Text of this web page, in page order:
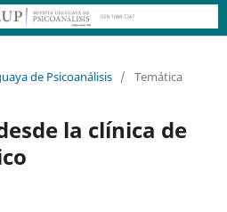
de Psicoanálisis / Temática
la clínica de